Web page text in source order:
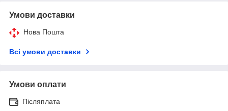
Умови доставки
Нова Пошта
Всі умови доставки
Умови оплати
Післяплата